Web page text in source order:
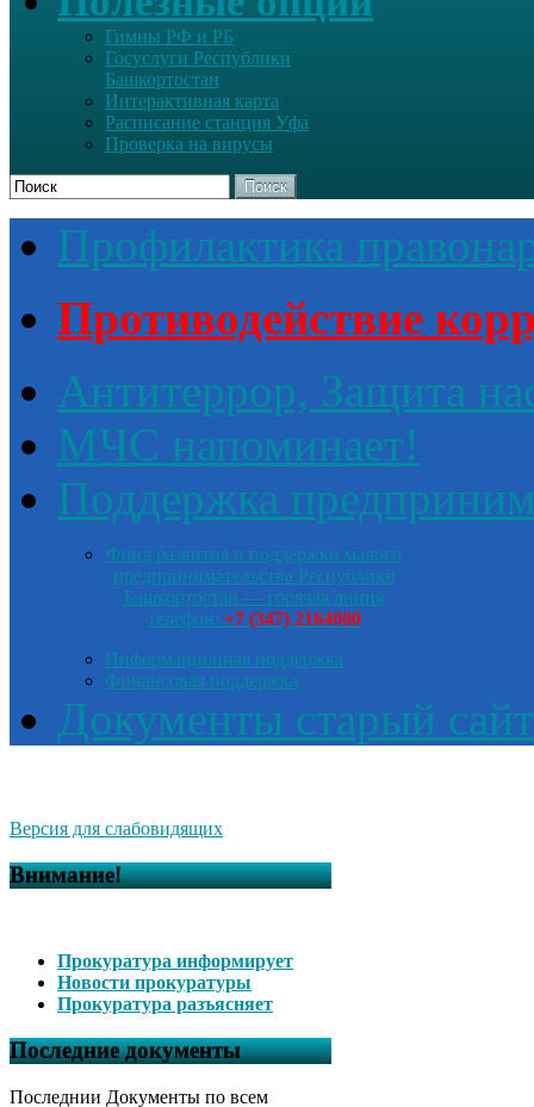
Гимны РФ и РБ
Госуслуги Республики
Башкортостан
Интерактивная карта
Расписание станция Уфа
Проверка на вирусы
Поиск
Профилактика
Противодействие
Антитеррор, Защита
МЧС напоминает!
Поддержка
Фонд развития и поддержки малого
предпринимательства Республики
Башкортостан — горячая линия
телефон: +7 (347) 2164080
Информационная поддержка
Финансовая поддержка
Документы старый сайт
Версия для слабовидящих
Внимание!
Прокуратура информирует
Новости прокуратуры
Прокуратура разъясняет
Последние документы
Последнии Документы по всем